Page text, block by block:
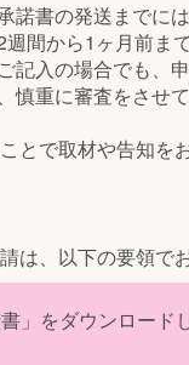
諾書の発送までに
間から1ヶ月前ま
記入の場合でも、
慎重に審査をさせて
とで取材や告知を
は、以下の要領で
をダウンロードし